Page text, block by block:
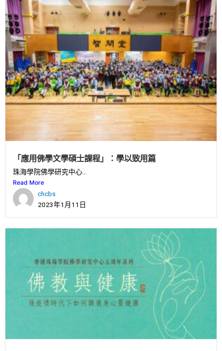
「應用佛學文學碩士課程」：學以致用篇
珠海學院佛學研究中心...
Read More
chcbs
2023年1月11日